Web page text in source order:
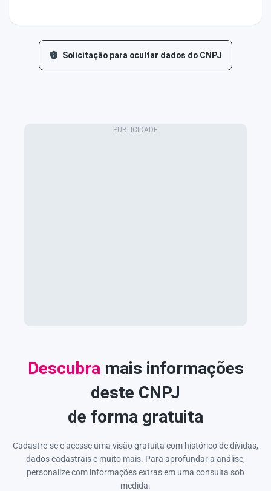
Solicitação para ocultar dados do CNPJ
Descubra mais informações
deste CNPJ
de forma gratuita
Cadastre-se e acesse uma visão gratuita com histórico de dívidas,
dados cadastrais e muito mais. Para aprofundar a análise,
personalize com informações extras em uma consulta sob
medida.